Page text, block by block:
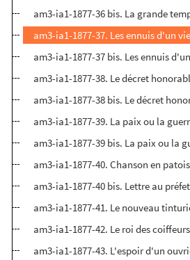
am3-ia1-1877-36 bis. La grande
am3-ia1-1877-37. Les ennuis d'un
am3-ia1-1877-37 bis. Les ennuis
am3-ia1-1877-38. Le décret
am3-ia1-1877-38 bis. Le décret
am3-ia1-1877-39. La paix ou la
am3-ia1-1877-39 bis. La paix ou la
am3-ia1-1877-40. Chanson en
am3-ia1-1877-40 bis. Lettre au préfet
am3-ia1-1877-41. Le nouveau
am3-ia1-1877-42. Le roi des coiffeurs
am3-ia1-1877-43. L'espoir d'un